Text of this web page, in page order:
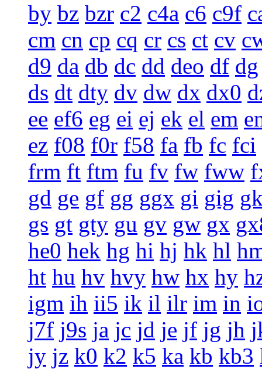
by bz bzr c2 c4a c6 c9f
cm cn cp cq cr cs ct cv
d9 da db dc dd deo df dg
ds dt dty dv dw dx dx0
ee ef6 eg ei ej ek el em
ez f08 f0r f58 fa fb fc fci
frm ft ftm fu fv fw fww
gd ge gf gg ggx gi gig
gs gt gty gu gv gw gx
he0 hek hg hi hj hk hl
ht hu hv hvy hw hx hy
igm ih ii5 ik il ilr im in
j7f j9s ja jc jd je jf jg jh
jy jz k0 k2 k5 ka kb kb3